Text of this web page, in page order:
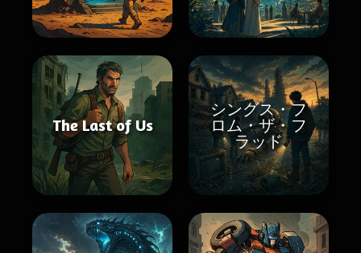
The Last of Us
シングス・フ
ロム・ザ・フ
ラッド